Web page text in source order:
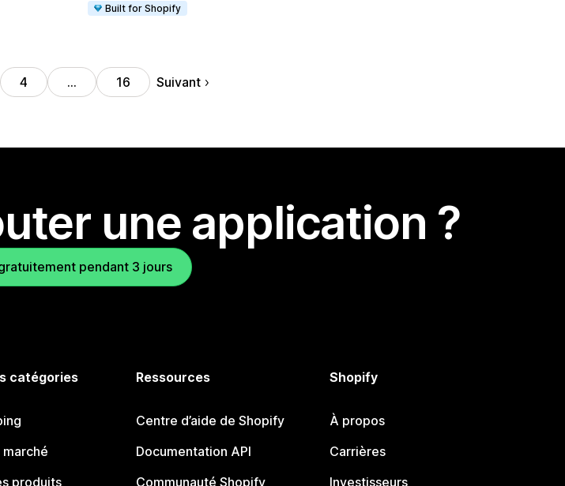
Built for Shopify
4 … 16 Suivant
une application ?
pendant 3 jours
catégories
marché
produits
Ressources
Centre d’aide de Shopify
Documentation API
Communauté Shopify
Shopify
À propos
Carrières
Investisseurs